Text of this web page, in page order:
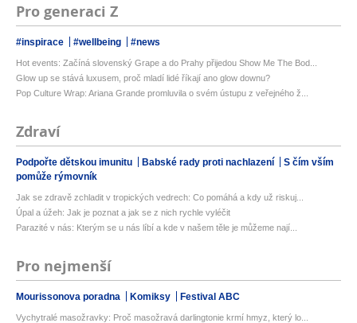
Pro generaci Z
#inspirace #wellbeing #news
Hot events: Začíná slovenský Grape a do Prahy přijedou Show Me The Bod...
Glow up se stává luxusem, proč mladí lidé říkají ano glow downu?
Pop Culture Wrap: Ariana Grande promluvila o svém ústupu z veřejného ž...
Zdraví
Podpořte dětskou imunitu Babské rady proti nachlazení
S čím vším
pomůže rýmovník
Jak se zdravě zchladit v tropických vedrech: Co pomáhá a kdy už riskuj...
Úpal a úžeh: Jak je poznat a jak se z nich rychle vyléčit
Parazité v nás: Kterým se u nás líbí a kde v našem těle je můžeme nají...
Pro nejmenší
Mourissonova poradna Komiksy Festival ABC
Vychytralé masožravky: Proč masožravá darlingtonie krmí hmyz, který lo...